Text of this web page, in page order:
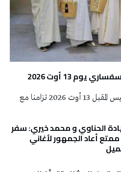
يوم 13 أوت 2026
تُنظم جمعية تراثنا يوم الخميس المقبل 13 أوت 2026 تزامنا مع
الحناوي و محمد خيري: سفر
أعاد الجمهور لأغاني